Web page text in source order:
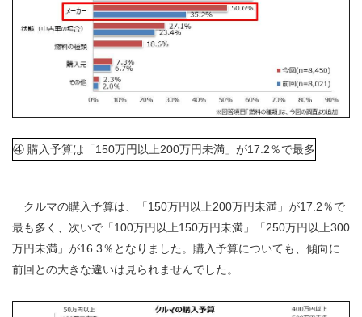
④ 購入予算は「150万円以上200万円未満」が17.2％で最多
クルマの購入予算は、「150万円以上200万円未満」が17.2％で
最も多く、次いで「100万円以上150万円未満」「250万円以上300
万円未満」が16.3％となりました。購入予算についても、傾向に
前回との大きな違いは見られませんでした。